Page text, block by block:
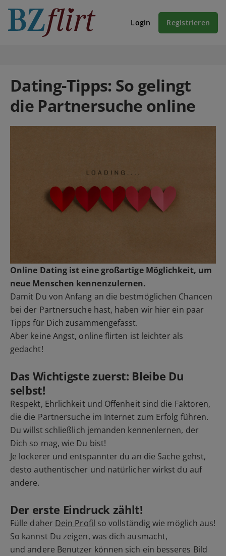
Login Registrieren
Dating-Tipps: So gelingt
die Partnersuche online
Online Dating ist eine großartige Möglichkeit, um
neue Menschen kennenzulernen.
Damit Du von Anfang an die bestmöglichen Chancen
bei der Partnersuche hast, haben wir hier ein paar
Tipps für Dich zusammengefasst.
Aber keine Angst, online flirten ist leichter als
gedacht!
Das Wichtigste zuerst: Bleibe Du
selbst!
Respekt, Ehrlichkeit und Offenheit sind die Faktoren,
die die Partnersuche im Internet zum Erfolg führen.
Du willst schließlich jemanden kennenlernen, der
Dich so mag, wie Du bist!
Je lockerer und entspannter du an die Sache gehst,
desto authentischer und natürlicher wirkst du auf
andere.
Der erste Eindruck zählt!
Fülle daher Dein Profil so vollständig wie möglich aus!
So kannst Du zeigen, was dich ausmacht,
und andere Benutzer können sich ein besseres Bild